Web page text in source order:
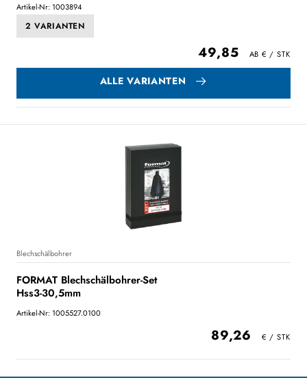
Artikel-Nr: 1003894
2 VARIANTEN
49,85
ALLE VARIANTEN
Blechschälbohrer
FORMAT Blechschälbohrer-Set
Hss3-30,5mm
Artikel-Nr: 1005527.0100
89,26